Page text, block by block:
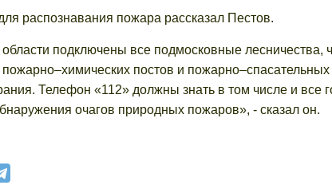
распознавания пожара рассказал Пестов.
подключены все подмосковные лесничества,
постов и
Телефон «112» должны знать в том числе и все
очагов природных пожаров», - сказал он.